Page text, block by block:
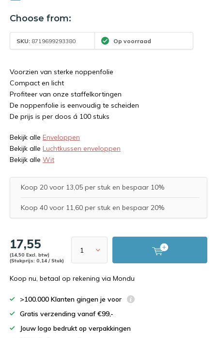
Choose from:
SKU: 8719699293380 Op voorraad
Voorzien van sterke noppenfolie
Compact en licht
Profiteer van onze staffelkortingen
De noppenfolie is eenvoudig te scheiden
De prijs is per doos á 100 stuks
Bekijk alle Enveloppen
Bekijk alle Luchtkussen enveloppen
Bekijk alle Wit
Koop 20 voor 13,05 per stuk en bespaar 10%
Koop 40 voor 11,60 per stuk en bespaar 20%
17,55
(14,50 Excl. btw)
(Stukprijs: 0,14 / Stuk)
Koop nu, betaal op rekening via Mondu
>100.000 Klanten gingen je voor
Gratis verzending vanaf €99,-
Jouw logo bedrukt op verpakkingen